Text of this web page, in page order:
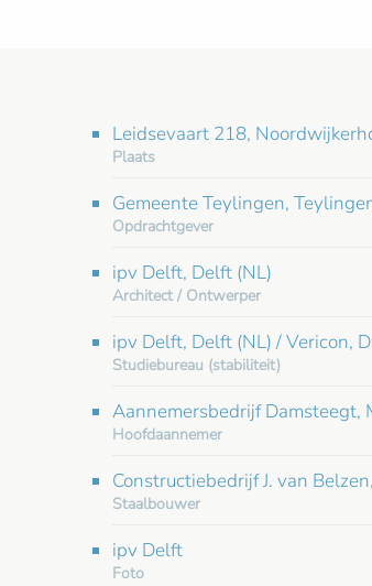
Leidsevaart 218,
Plaats
Gemeente Teylingen,
Opdrachtgever
ipv Delft, Delft (NL)
Architect / Ontwerper
ipv Delft, Delft (NL) / Vericon,
Studiebureau (stabiliteit)
Aannemersbedrijf Damsteegt,
Hoofdaannemer
Constructiebedrijf J. van
Staalbouwer
ipv Delft
Foto